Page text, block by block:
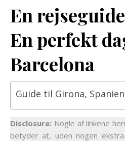
En
En perfekt
Barcelona
Guide til Girona, Spanien
Disclosure: Nogle af linkene
betyder at, uden nogen